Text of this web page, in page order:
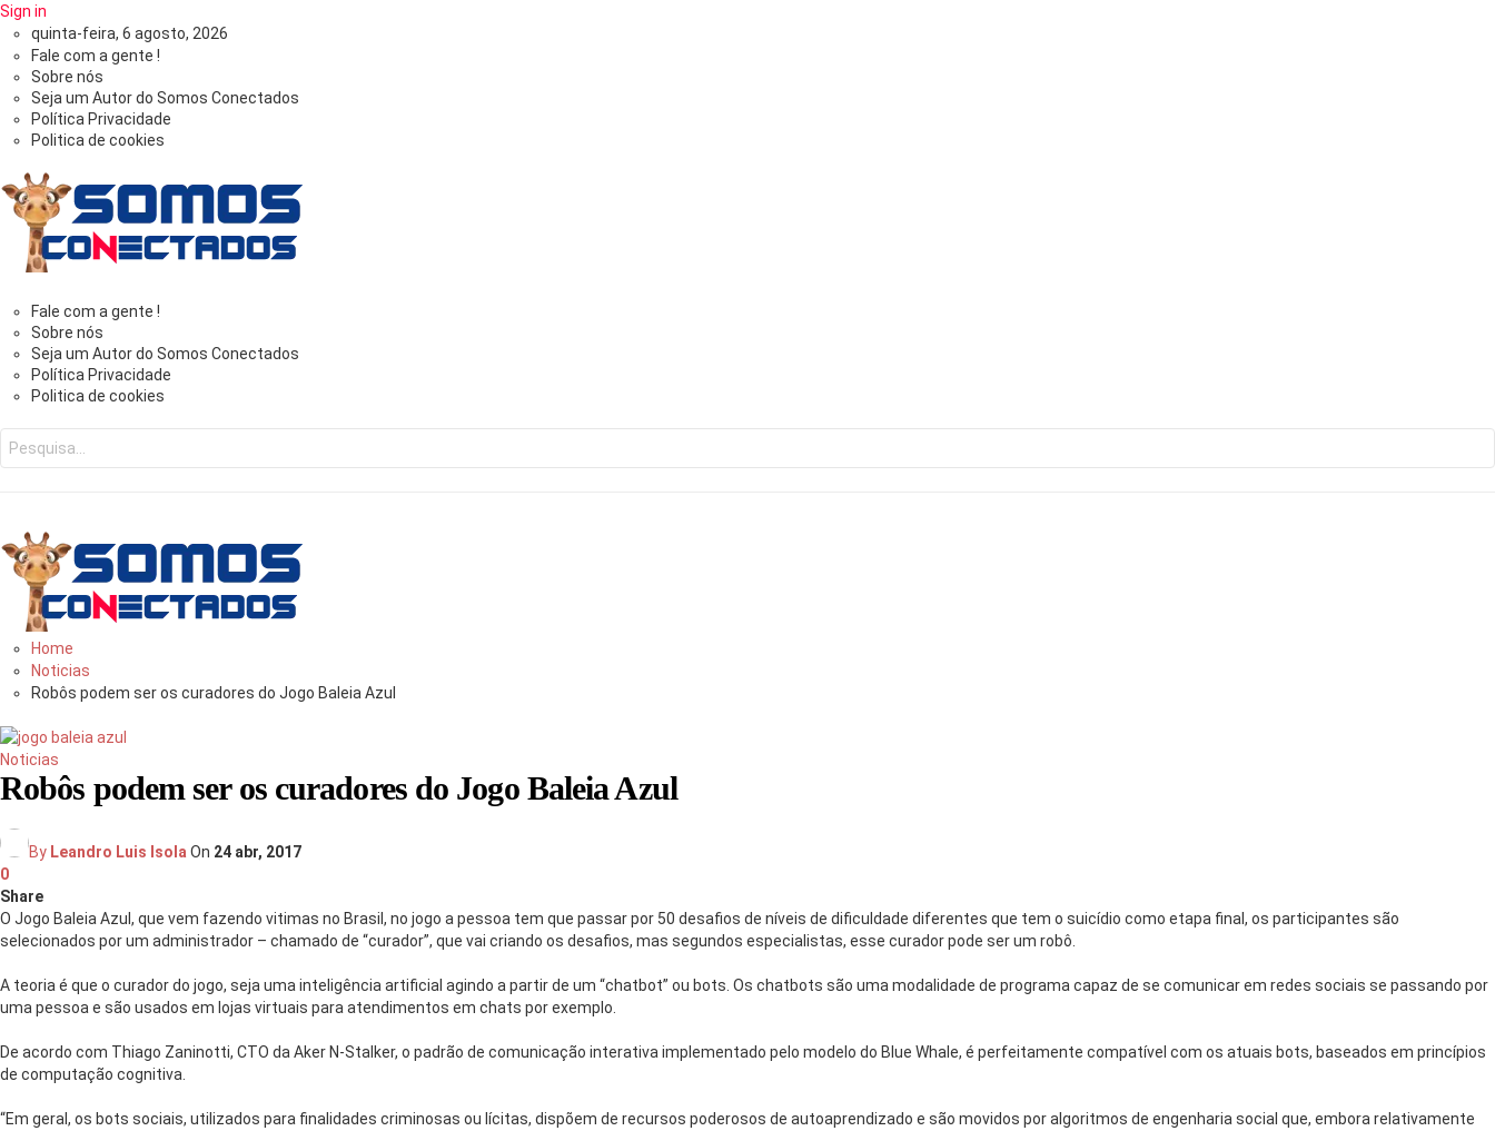
Sign in
quinta-feira, 6 agosto, 2026
Fale com a gente !
Sobre nós
Seja um Autor do Somos Conectados
Política Privacidade
Politica de cookies
Somos
Conectados
-
bem
informado
Fale com a gente !
Sobre nós
Seja um Autor do Somos Conectados
Política Privacidade
Politica de cookies
Home
Noticias
Robôs podem ser os curadores do Jogo Baleia Azul
Noticias
Robôs podem ser os curadores do Jogo Baleia Azul
By Leandro Luis Isola On 24 abr, 2017
0
Share
O Jogo Baleia Azul, que vem fazendo vitimas no Brasil, no jogo a pessoa tem que passar por 50 desafios de níveis de dificuldade diferentes que tem o suicídio como etapa final, os participantes são
selecionados por um administrador – chamado de “curador”, que vai criando os desafios, mas segundos especialistas, esse curador pode ser um robô.
A teoria é que o curador do jogo, seja uma inteligência artificial agindo a partir de um “chatbot” ou bots. Os chatbots são uma modalidade de programa capaz de se comunicar em redes sociais se passando por
uma pessoa e são usados em lojas virtuais para atendimentos em chats por exemplo.
De acordo com Thiago Zaninotti, CTO da Aker N-Stalker, o padrão de comunicação interativa implementado pelo modelo do Blue Whale, é perfeitamente compatível com os atuais bots, baseados em princípios
de computação cognitiva.
“Em geral, os bots sociais, utilizados para finalidades criminosas ou lícitas, dispõem de recursos poderosos de autoaprendizado e são movidos por algoritmos de engenharia social que, embora relativamente